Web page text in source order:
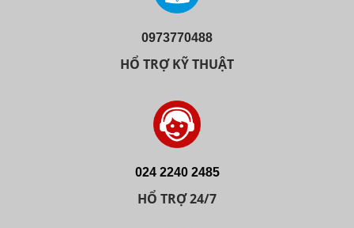
0973770488
HỔ TRỢ KỸ THUẬT
024 2240 2485
HỔ TRỢ 24/7